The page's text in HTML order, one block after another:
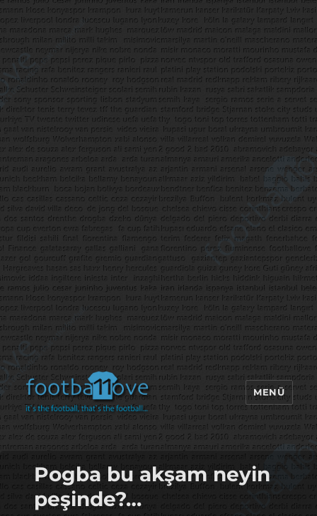
footbaLLove
MENÜ
Pogba bu akşam neyin
peşinde?…